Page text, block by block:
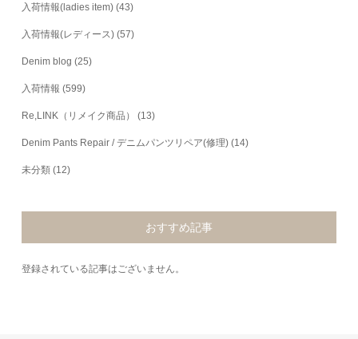
入荷情報(ladies item) (43)
入荷情報(レディース) (57)
Denim blog (25)
入荷情報 (599)
Re,LINK（リメイク商品） (13)
Denim Pants Repair / デニムパンツリペア(修理) (14)
未分類 (12)
おすすめ記事
登録されている記事はございません。